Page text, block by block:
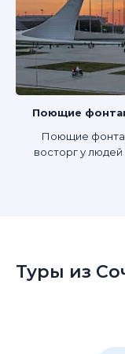
Поющие
Поющие
восторг у
Туры из